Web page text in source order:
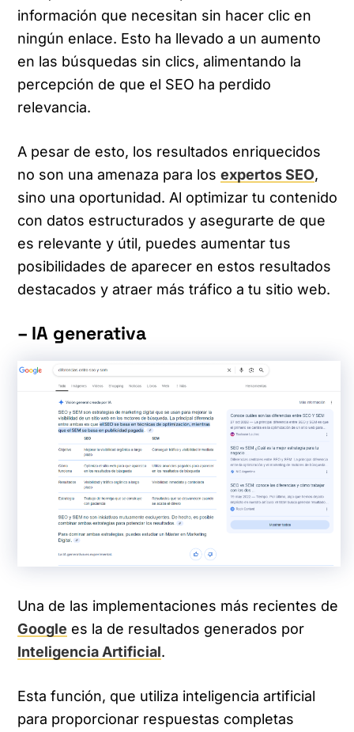
información que necesitan sin hacer clic en
ningún enlace. Esto ha llevado a un aumento
en las búsquedas sin clics, alimentando la
percepción de que el SEO ha perdido
relevancia.
A pesar de esto, los resultados enriquecidos
no son una amenaza para los expertos SEO,
sino una oportunidad. Al optimizar tu contenido
con datos estructurados y asegurarte de que
es relevante y útil, puedes aumentar tus
posibilidades de aparecer en estos resultados
destacados y atraer más tráfico a tu sitio web.
– IA generativa
Una de las implementaciones más recientes de
Google es la de resultados generados por
Inteligencia Artificial.
Esta función, que utiliza inteligencia artificial
para proporcionar respuestas completas